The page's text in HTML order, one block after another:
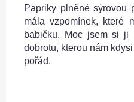
Papriky plněné sýrovou
mála vzpomínek, které
babičku. Moc jsem si ji
dobrotu, kterou nám
pořád.